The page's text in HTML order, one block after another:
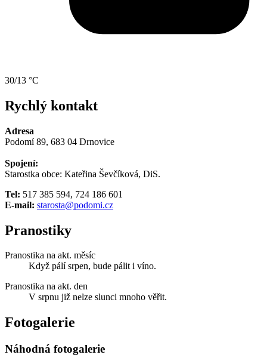
30/13 °C
Rychlý kontakt
Adresa
Podomí 89, 683 04 Drnovice
Spojení:
Starostka obce: Kateřina Ševčíková, DiS.
Tel: 517 385 594, 724 186 601
E-mail: starosta@podomi.cz
Pranostiky
Pranostika na akt. měsíc
Když pálí srpen, bude pálit i víno.
Pranostika na akt. den
V srpnu již nelze slunci mnoho věřit.
Fotogalerie
Náhodná fotogalerie